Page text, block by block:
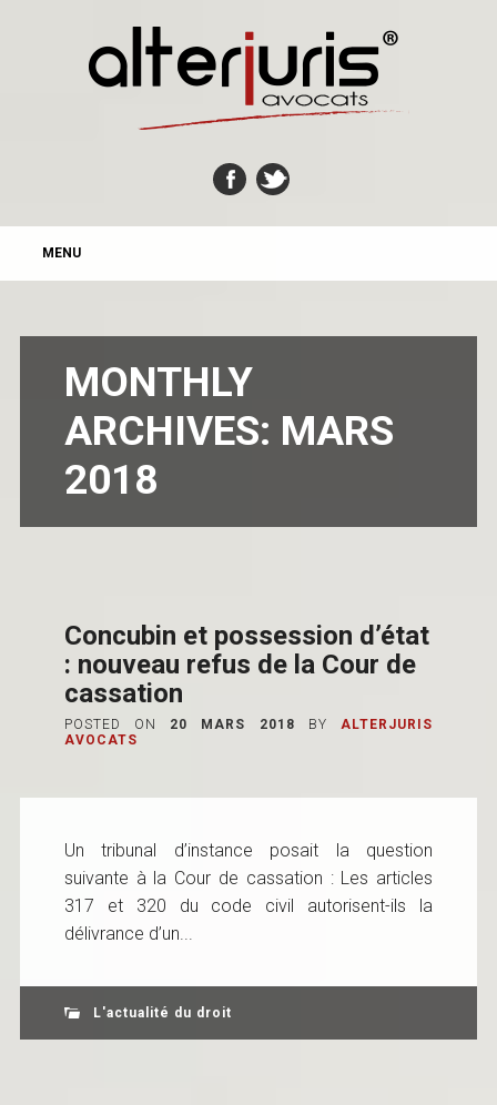
MAIN MENU
MENU
MONTHLY
ARCHIVES: MARS
2018
Concubin et possession d’état
: nouveau refus de la Cour de
cassation
POSTED ON 20 MARS 2018 BY
ALTERJURIS
AVOCATS
Un tribunal d’instance posait la question
suivante à la Cour de cassation : Les articles
317 et 320 du code civil autorisent-ils la
délivrance d’un...
L'actualité du droit